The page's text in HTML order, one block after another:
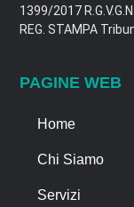
1399/2017
REG. STAMPA
PAGINE WEB
Home
Chi Siamo
Servizi